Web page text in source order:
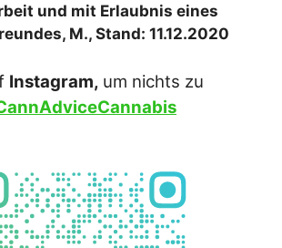
und mit Erlaubnis eines
M., Stand: 11.12.2020
Instagram, um nichts zu